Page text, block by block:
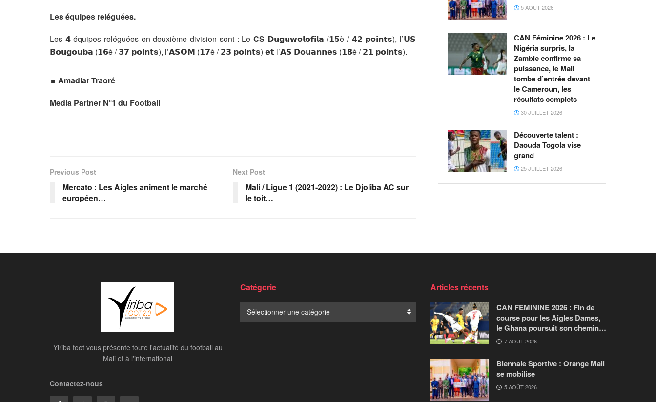
Les équipes reléguées.
Les 𝟰 équipes reléguées en deuxième division sont : Le CS 𝗗𝘂𝗴𝘂𝘄𝗼𝗹𝗼𝗳𝗶𝗹𝗮 (𝟭𝟱è / 𝟰𝟮 𝗽𝗼𝗶𝗻𝘁𝘀), l’𝗨𝗦
𝗕𝗼𝘂𝗴𝗼𝘂𝗯𝗮 (𝟭𝟲è / 𝟯𝟳 𝗽𝗼𝗶𝗻𝘁𝘀), l’𝗔𝗦𝗢𝗠 (𝟭𝟳è / 𝟮𝟯 𝗽𝗼𝗶𝗻𝘁𝘀) 𝗲𝘁 l’𝗔𝗦 𝗗𝗼𝘂𝗮𝗻𝗻𝗲𝘀 (𝟭𝟴è / 𝟮𝟭 𝗽𝗼𝗶𝗻𝘁𝘀).
. Amadiar Traoré
Media Partner N°1 du Football
Previous Post
Mercato : Les Aigles animent le marché
européen…
Next Post
Mali / Ligue 1 (2021-2022) : Le Djoliba AC sur
le toit…
5 AOÛT 2026
CAN Féminine 2026 : Le
Nigéria surpris, la
Zambie confirme sa
puissance, le Mali
tombe d’entrée devant
le Cameroun, les
résultats complets
30 JUILLET 2026
Découverte talent :
Daouda Togola vise
grand
25 JUILLET 2026
Yiriba foot vous présente toute l'actualité du football au
Mali et à l'international
Contactez-nous
Catégorie
Catégorie
Sélectionner une catégorie
Articles récents
CAN FEMININE 2026 : Fin de
course pour les Aigles Dames,
le Ghana poursuit son chemin…
7 AOÛT 2026
Biennale Sportive : Orange Mali
se mobilise
5 AOÛT 2026